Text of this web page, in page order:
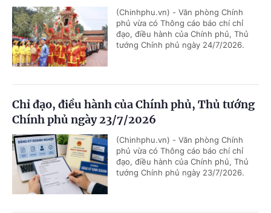
(Chinhphu.vn) - Văn phòng Chính
phủ vừa có Thông cáo báo chí chỉ
đạo, điều hành của Chính phủ, Thủ
tướng Chính phủ ngày 24/7/2026.
Chỉ đạo, điều hành của Chính phủ, Thủ tướng
Chính phủ ngày 23/7/2026
(Chinhphu.vn) - Văn phòng Chính
phủ vừa có Thông cáo báo chí chỉ
đạo, điều hành của Chính phủ, Thủ
tướng Chính phủ ngày 23/7/2026.